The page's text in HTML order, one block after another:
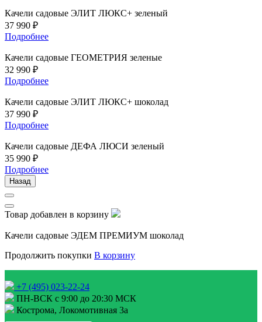
Качели садовые ЭЛИТ ЛЮКС+ зеленый
37 990 ₽
Подробнее
Качели садовые ГЕОМЕТРИЯ зеленые
32 990 ₽
Подробнее
Качели садовые ЭЛИТ ЛЮКС+ шоколад
37 990 ₽
Подробнее
Качели садовые ДЕФА ЛЮСИ зеленый
35 990 ₽
Подробнее
Назад
Товар добавлен в корзину
Качели садовые ЭДЕМ ПРЕМИУМ шоколад
Продолжить покупки В корзину
+7 (495) 023-22-24
ПН-ВСК с 9:00 до 20:30 МСК
Кострома, Локомотивная 3а